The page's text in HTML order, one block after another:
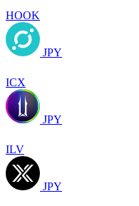
HOOK
JPY
ICX
JPY
ILV
JPY